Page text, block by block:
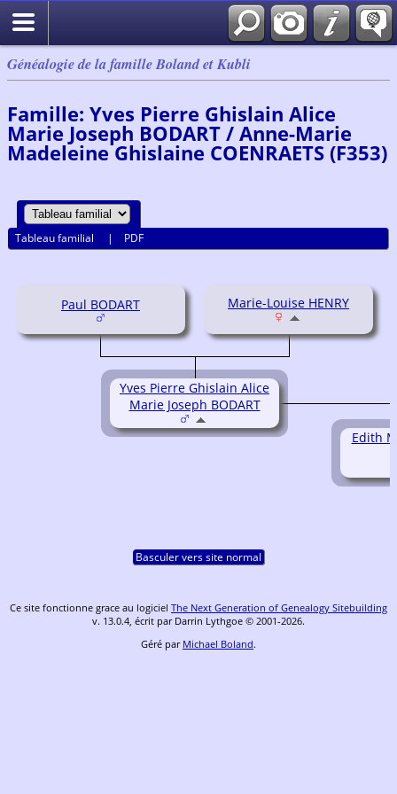
Généalogie de la famille Boland et Kubli
Famille: Yves Pierre Ghislain Alice
Marie Joseph BODART / Anne-Marie
Madeleine Ghislaine COENRAETS (F353)
Tableau familial | PDF
Paul BODART Marie-Louise HENRY
Yves Pierre Ghislain Alice
Marie Joseph BODART
Edith
Basculer vers site normal
Ce site fonctionne grace au logiciel The Next Generation of Genealogy Sitebuilding
v. 13.0.4, écrit par Darrin Lythgoe © 2001-2026.
Géré par Michael Boland.